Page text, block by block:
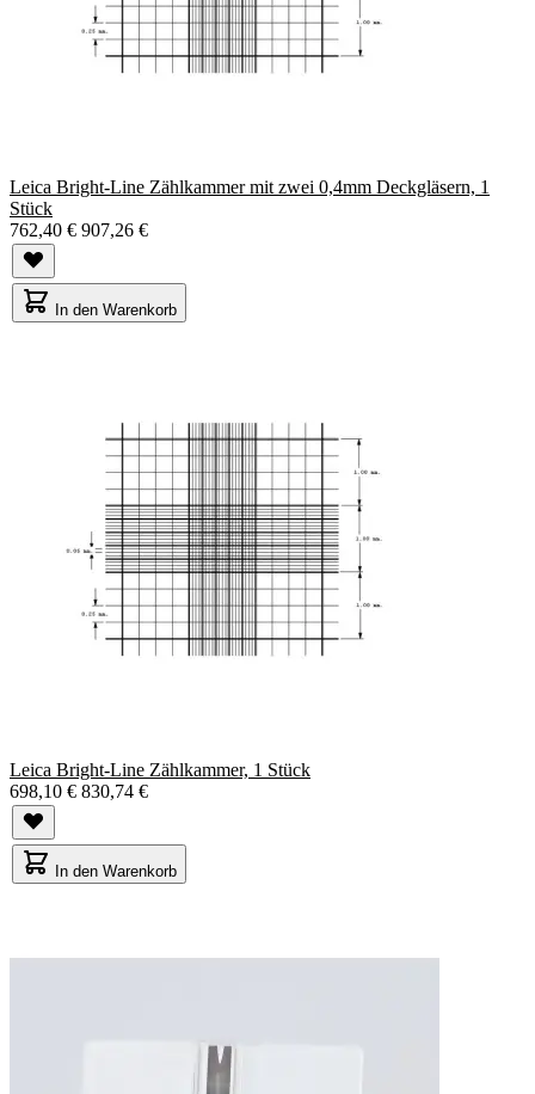
Leica Bright-Line Zählkammer mit zwei 0,4mm Deckgläsern, 1
Stück
762,40 € 907,26 €
In den Warenkorb
Leica Bright-Line Zählkammer, 1 Stück
698,10 € 830,74 €
In den Warenkorb